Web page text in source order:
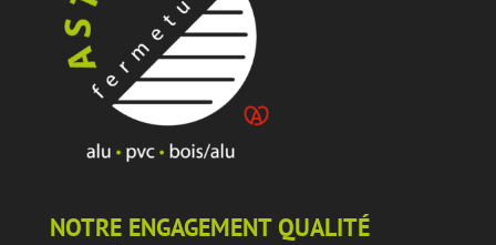
NOTRE ENGAGEMENT QUALITÉ